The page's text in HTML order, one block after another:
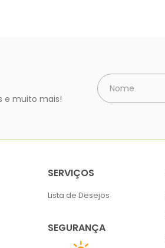
e muito mais!
SERVIÇOS
Lista de Desejos
SEGURANÇA